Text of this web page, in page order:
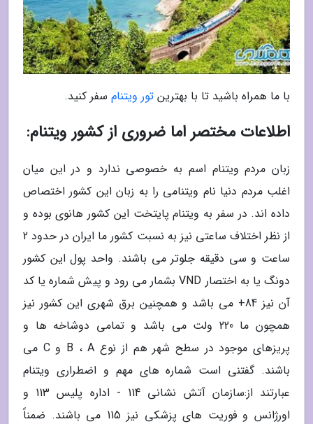
با ما همراه باشید تا با بهترین تور ویتنام سفر کنید.
اطلاعات مختصر اما ضروری از کشور ویتنام:
زبان مردم ویتنام اسم به خصوصی ندارد و در این میان
اغلب مردم دنیا نام ویتنامی را به زبان این کشور اختصاص
داده اند. در سفر به ویتنام پایتخت این کشور هانوی بوده و
از نظر اختلاف ساعتی نیز به نسبت کشور ما ایران در حدود 2
ساعت و سی دقیقه جلوتر می باشند. واحد پول این کشور
دونگ یا به اختصار VND بشمار می رود و پیش شماره یا کد
آن نیز 84+ می باشد و همچنین برق شهری این کشور نیز
همچون ما 220 ولت می باشد و تمامی دوشاخه ها و
پریزهای موجود در سطح شهر هم از نوع B ، A و C می
باشند. گفتنی است شماره های مهم و اضطراری ویتنام
عبارتند از:سازمان آتش نشانی 114 - اداره پلیس 113 و
اورژانس و فوریت های پزشکی نیز 115 می باشند. ضمناً